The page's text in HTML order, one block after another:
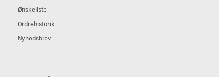
Ønskeliste
Ordrehistorik
Nyhedsbrev